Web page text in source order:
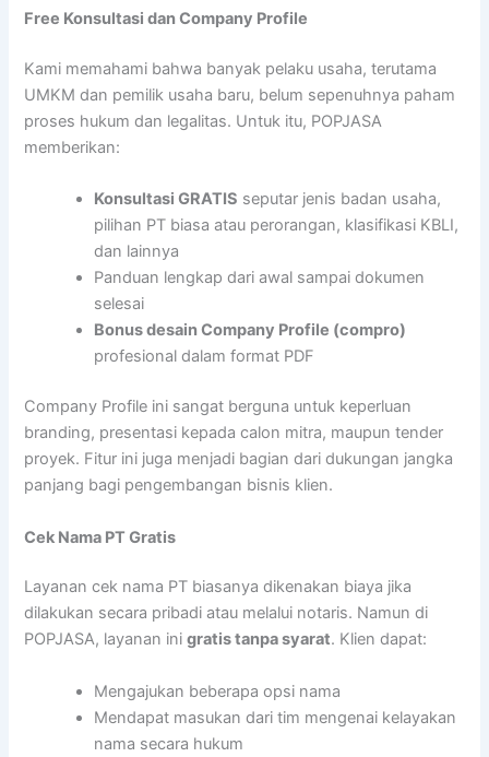
Free Konsultasi dan Company Profile
Kami memahami bahwa banyak pelaku usaha, terutama
UMKM dan pemilik usaha baru, belum sepenuhnya paham
proses hukum dan legalitas. Untuk itu, POPJASA
memberikan:
Konsultasi GRATIS seputar jenis badan usaha,
pilihan PT biasa atau perorangan, klasifikasi KBLI,
dan lainnya
Panduan lengkap dari awal sampai dokumen
selesai
Bonus desain Company Profile (compro)
profesional dalam format PDF
Company Profile ini sangat berguna untuk keperluan
branding, presentasi kepada calon mitra, maupun tender
proyek. Fitur ini juga menjadi bagian dari dukungan jangka
panjang bagi pengembangan bisnis klien.
Cek Nama PT Gratis
Layanan cek nama PT biasanya dikenakan biaya jika
dilakukan secara pribadi atau melalui notaris. Namun di
POPJASA, layanan inigratis tanpa syarat. Klien dapat:
Mengajukan beberapa opsi nama
Mendapat masukan dari tim mengenai kelayakan
nama secara hukum